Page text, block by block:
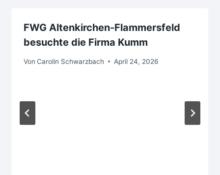
FWG Altenkirchen-Flammersfeld
besuchte die Firma Kumm
Von Carolin Schwarzbach April 24, 2026